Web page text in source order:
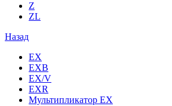
Z
ZL
Назад
EX
EXB
EX/V
EXR
Мультипликатор EX